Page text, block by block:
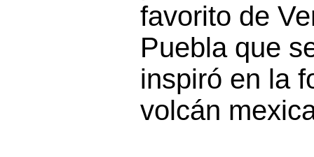
favorito de
Puebla que
inspiró en la
volcán